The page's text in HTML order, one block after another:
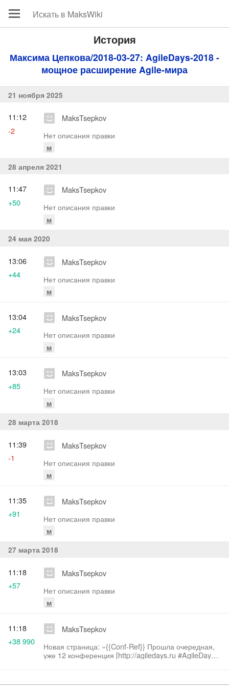
История
Максима Цепкова/2018-03-27: AgileDays-2018 -
мощное расширение Agile-мира
21 ноября 2025
MaksTsepkov
Нет описания правки
м
11:12
-2
28 апреля 2021
MaksTsepkov
Нет описания правки
м
11:47
+50
24 мая 2020
MaksTsepkov
Нет описания правки
м
13:06
+44
MaksTsepkov
Нет описания правки
м
13:04
+24
MaksTsepkov
Нет описания правки
м
13:03
+85
28 марта 2018
MaksTsepkov
Нет описания правки
м
11:39
-1
MaksTsepkov
Нет описания правки
м
11:35
+91
27 марта 2018
MaksTsepkov
Нет описания правки
м
11:18
+57
MaksTsepkov
Новая страница: «{{Conf-Ref}} Прошла очередная,
уже 12 конференция [http://agiledays.ru #AgileDays].
11:18
+38 990